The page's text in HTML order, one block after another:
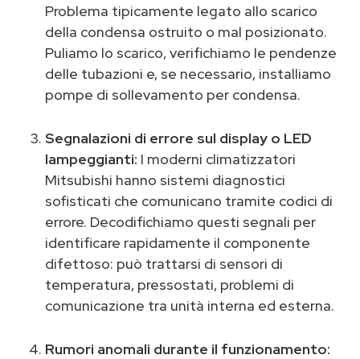
Problema tipicamente legato allo scarico
della condensa ostruito o mal posizionato.
Puliamo lo scarico, verifichiamo le pendenze
delle tubazioni e, se necessario, installiamo
pompe di sollevamento per condensa.
Segnalazioni di errore sul display o LED
lampeggianti: I moderni climatizzatori
Mitsubishi hanno sistemi diagnostici
sofisticati che comunicano tramite codici di
errore. Decodifichiamo questi segnali per
identificare rapidamente il componente
difettoso: può trattarsi di sensori di
temperatura, pressostati, problemi di
comunicazione tra unità interna ed esterna.
Rumori anomali durante il funzionamento: